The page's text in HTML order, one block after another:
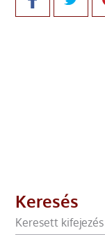
Keresés
Keresett kifejezés